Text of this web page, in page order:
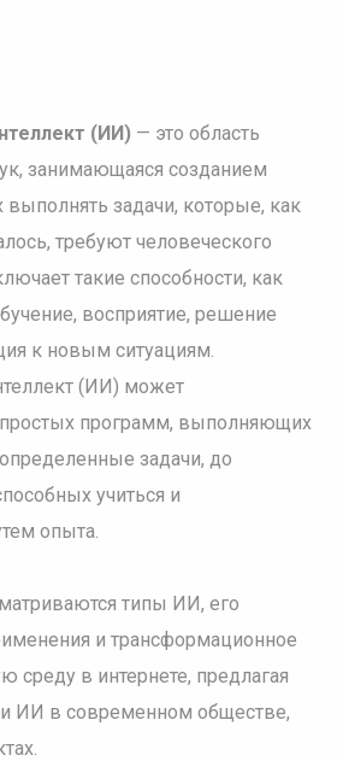
(ИИ)— это область
занимающаяся созданием
задачи, которые, как
требуют человеческого
такие способности, как
восприятие, решение
к новым ситуациям.
(ИИ) может
простых программ, выполняющих
задачи, до
учиться и
опыта.
типы ИИ, его
и трансформационное
среду в интернете, предлагая
ИИ в современном обществе,